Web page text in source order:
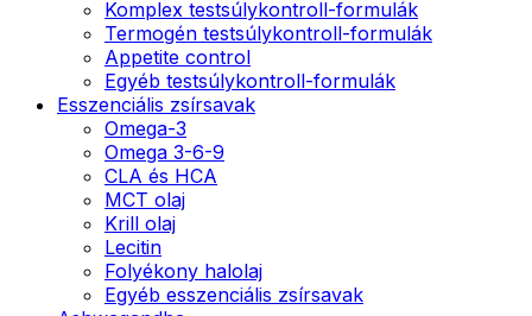
Komplex testsúlykontroll-formulák
Termogén testsúlykontroll-formulák
Appetite control
Egyéb testsúlykontroll-formulák
Esszenciális zsírsavak
Omega-3
Omega 3-6-9
CLA és HCA
MCT olaj
Krill olaj
Lecitin
Folyékony halolaj
Egyéb esszenciális zsírsavak